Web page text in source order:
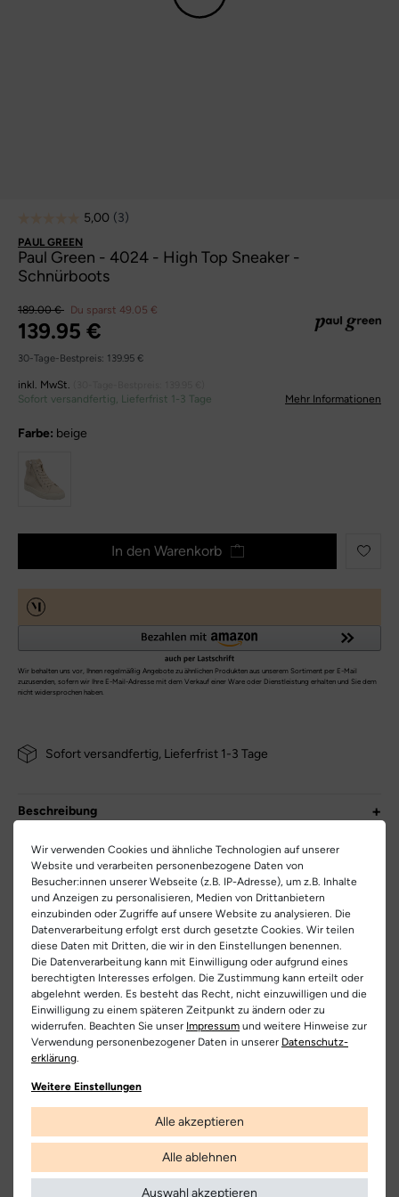
PAUL GREEN
Paul Green - 4024 - High Top Sneaker -
Schnürboots
189.00 € Du sparst 49.05 €
139.95 €
30-Tage-Bestpreis: 139.95 €
inkl. MwSt.
Sofort versandfertig, Lieferfrist 1-3 Tage Mehr Informationen
Farbe: beige
In den Warenkorb
Sofort versandfertig, Lieferfrist 1-3 Tage
Beschreibung
Level hebt. Dieser zeitlose Klassiker vereint das Beste aus edlem
Stil und sportlicher Lässigkeit. Das hochwertige Leder verleiht
dem Boot nicht nur eine schicke Optik, sondern sorgt auch für
Langlebigkeit und Robustheit. Innen erwartet dich ein weiches
Futter, das deine Füße wohlig umhüllt und sie den ganzen Tag
warm und bequem hält.
Die leichte und flexible Gummisohle garantiert dir einen
bequemen Auftritt, egal wohin dich dein Weg führt. Ob im Alltag
oder für besondere Anlässe, mit diesem Schnürboot genießt du
stets den perfekten Mix aus Komfort und Stil. Ein Must-Have für
alle, die auch bei ihren Schuhen auf Qualität und Design setzen!
Informationen zum Artikel
Hersteller-Nr.: 4024-260
Artikel-ID: 26640
Artikel-Nr.: 232400106
Schuhart: Sneaker
Bezeichnung: 4024
Obermaterial:
Decksohle: Leder
Laufsohle: Gummi
Größentabelle
DE UK
37 4
37,5 4,5
38 5
39
Herstellerinformationen
EU Verantwortlicher
Paul Green GmbH
Haag 10, 5163 Mattsee, Österreich
0043621753230
Hersteller
Paul Green
Teilen
Kostenlose
Die Lieferung innerhalb Deutschlands
versandkostenfrei und erfolgt mit
Nur
Wir verkaufen nur Origininalprodukte,
die direkt vom Hersteller bezogen
Wir verwenden Cookies und ähnliche Technologien auf unserer
Website und verarbeiten personenbezogene Daten von
Besucher:innen unserer Webseite (z.B. IP-Adresse), um z.B. Inhalte
und Anzeigen zu personalisieren, Medien von Drittanbietern
einzubinden oder Zugriffe auf unsere Website zu analysieren. Die
Datenverarbeitung erfolgt erst durch gesetzte Cookies. Wir teilen
diese Daten mit Dritten, die wir in den Einstellungen benennen.
Die Datenverarbeitung kann mit Einwilligung oder aufgrund eines
berechtigten Interesses erfolgen. Die Zustimmung kann erteilt oder
abgelehnt werden. Es besteht das Recht, nicht einzuwilligen und die
Einwilligung zu einem späteren Zeitpunkt zu ändern oder zu
widerrufen. Beachten Sie unser Impressum und weitere Hinweise zur
Verwendung personenbezogener Daten in unserer Daten­schutz­
erklärung.
Weitere Einstellungen
Alle akzeptieren
Alle ablehnen
Auswahl akzeptieren